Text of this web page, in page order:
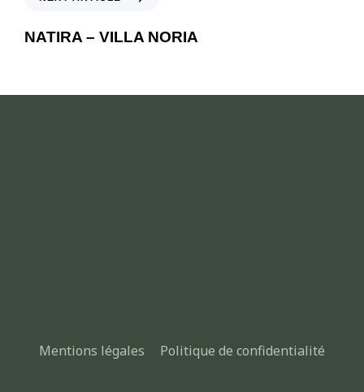
NATIRA – VILLA NORIA
Mentions légales Politique de confidentialité